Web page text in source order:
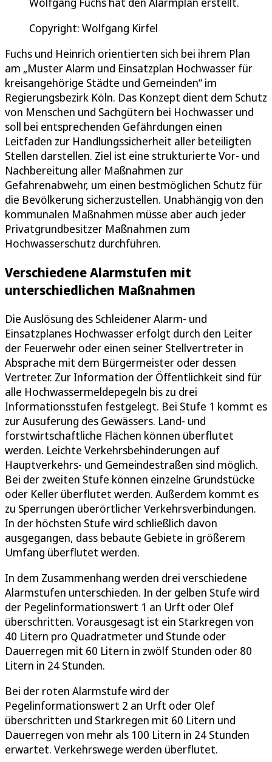
Copyright: Wolfgang Kirfel
Fuchs und Heinrich orientierten sich bei ihrem Plan
am „Muster Alarm und Einsatzplan Hochwasser für
kreisangehörige Städte und Gemeinden“ im
Regierungsbezirk Köln. Das Konzept dient dem Schutz
von Menschen und Sachgütern bei Hochwasser und
soll bei entsprechenden Gefährdungen einen
Leitfaden zur Handlungssicherheit aller beteiligten
Stellen darstellen. Ziel ist eine strukturierte Vor- und
Nachbereitung aller Maßnahmen zur
Gefahrenabwehr, um einen bestmöglichen Schutz für
die Bevölkerung sicherzustellen. Unabhängig von den
kommunalen Maßnahmen müsse aber auch jeder
Privatgrundbesitzer Maßnahmen zum
Hochwasserschutz durchführen.
Verschiedene Alarmstufen mit
unterschiedlichen Maßnahmen
Die Auslösung des Schleidener Alarm- und
Einsatzplanes Hochwasser erfolgt durch den Leiter
der Feuerwehr oder einen seiner Stellvertreter in
Absprache mit dem Bürgermeister oder dessen
Vertreter. Zur Information der Öffentlichkeit sind für
alle Hochwassermeldepegeln bis zu drei
Informationsstufen festgelegt. Bei Stufe 1 kommt es
zur Ausuferung des Gewässers. Land- und
forstwirtschaftliche Flächen können überflutet
werden. Leichte Verkehrsbehinderungen auf
Hauptverkehrs- und Gemeindestraßen sind möglich.
Bei der zweiten Stufe können einzelne Grundstücke
oder Keller überflutet werden. Außerdem kommt es
zu Sperrungen überörtlicher Verkehrsverbindungen.
In der höchsten Stufe wird schließlich davon
ausgegangen, dass bebaute Gebiete in größerem
Umfang überflutet werden.
In dem Zusammenhang werden drei verschiedene
Alarmstufen unterschieden. In der gelben Stufe wird
der Pegelinformationswert 1 an Urft oder Olef
überschritten. Vorausgesagt ist ein Starkregen von
40 Litern pro Quadratmeter und Stunde oder
Dauerregen mit 60 Litern in zwölf Stunden oder 80
Litern in 24 Stunden.
Bei der roten Alarmstufe wird der
Pegelinformationswert 2 an Urft oder Olef
überschritten und Starkregen mit 60 Litern und
Dauerregen von mehr als 100 Litern in 24 Stunden
erwartet. Verkehrswege werden überflutet.